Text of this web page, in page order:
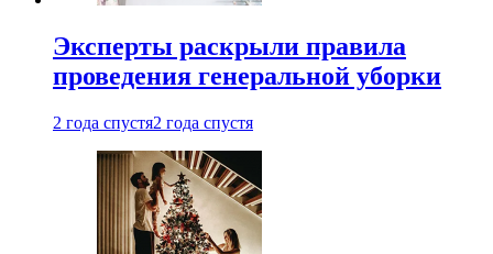
Эксперты раскрыли правила
проведения генеральной уборки
2 года спустя2 года спустя